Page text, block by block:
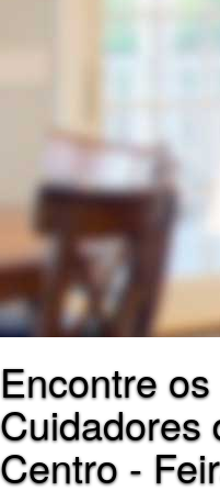
Encontre
Cuidadores
Centro -